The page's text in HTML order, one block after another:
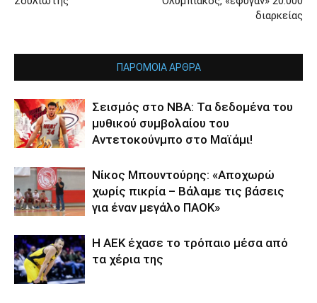
διαρκείας
ΠΑΡΟΜΟΙΑ ΑΡΘΡΑ
Σεισμός στο NBA: Τα δεδομένα του
μυθικού συμβολαίου του
Αντετοκούνμπο στο Μαϊάμι!
Νίκος Μπουντούρης: «Αποχωρώ
χωρίς πικρία – Βάλαμε τις βάσεις
για έναν μεγάλο ΠΑΟΚ»
Η ΑΕΚ έχασε το τρόπαιο μέσα από
τα χέρια της